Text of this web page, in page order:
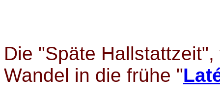
Die "Späte
Wandel in die frühe "